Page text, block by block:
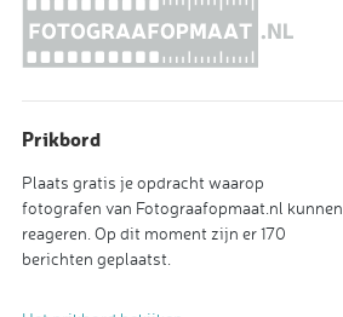
Prikbord
Plaats gratis je opdracht waarop
fotografen van Fotograafopmaat.nl kunnen
reageren. Op dit moment zijn er 170
berichten geplaatst.